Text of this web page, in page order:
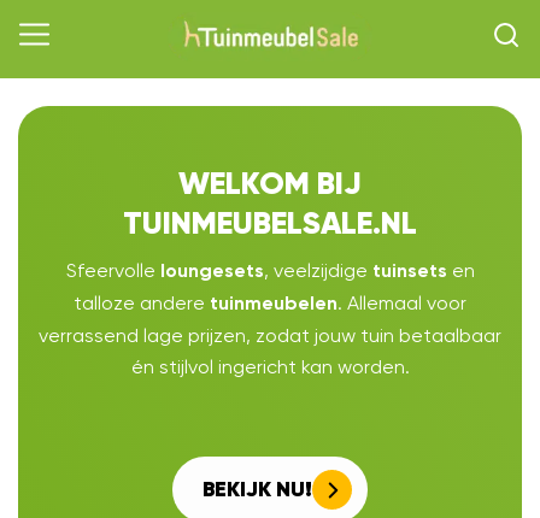
WELKOM BIJ
TUINMEUBELSALE.NL
Sfeervolle loungesets, veelzijdige tuinsets en
talloze andere tuinmeubelen. Allemaal voor
verrassend lage prijzen, zodat jouw tuin betaalbaar
én stijlvol ingericht kan worden.
BEKIJK NU!